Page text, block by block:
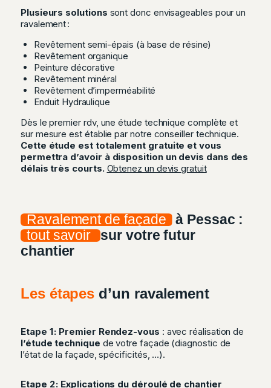
Plusieurs solutions sont donc envisageables pour un
ravalement :
Revêtement semi-épais (à base de résine)
Revêtement organique
Peinture décorative
Revêtement minéral
Revêtement d’imperméabilité
Enduit Hydraulique
Dès le premier rdv, une étude technique complète et
sur mesure est établie par notre conseiller technique.
Cette étude est totalement gratuite et vous
permettra d’avoir à disposition un devis dans des
délais très courts. Obtenez un devis gratuit
Ravalement de façade à Pessac :
tout savoir
sur votre futur
chantier
Les étapes d’un ravalement
Etape 1 : Premier Rendez-vous : avec réalisation de
l’étude technique de votre façade (diagnostic de
l’état de la façade, spécificités, …).
Etape 2 : Explications du déroulé de chantier